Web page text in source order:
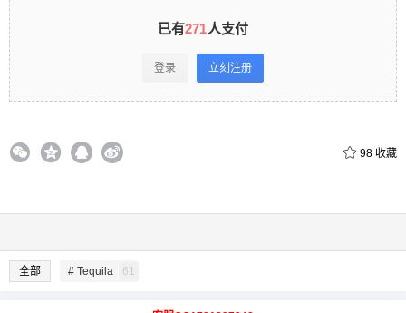
已有271人支付
登录 立刻注册
98 收藏
全部 # Tequila 61